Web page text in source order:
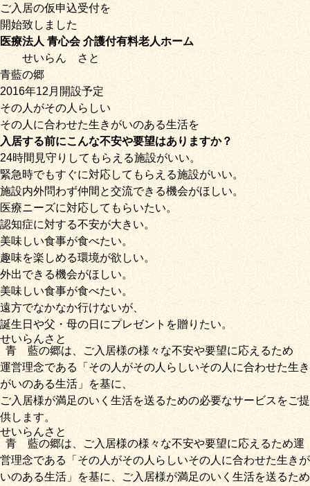
ご入居の仮申込受付を
開始致しました
医療法人 青心会 介護付有料老人ホーム
せいらんさと
青藍の郷
2016年12月開設予定
その人がその人らしい
その人に合わせた生きがいのある生活を
入居する前にこんな不安や要望はありますか？
24時間見守りしてもらえる施設がいい。
緊急時でもすぐに対応してもらえる施設がいい。
施設内外問わず仲間と交流できる機会がほしい。
医療ニーズに対応してもらいたい。
認知症に対する不安が大きい。
美味しい食事が食べたい。
趣味を楽しめる環境が欲しい。
外出できる機会がほしい。
美味しい食事が食べたい。
遠方でなかなか行けないが、
誕生日や父・母の日にプレゼントを贈りたい。
青藍
せいらん
の郷
さと
は、ご入居様の様々な不安や要望に応えるため
運営理念である「その人がその人らしいその人に合わせた生き
がいのある生活」を基に、
ご入居様が満足のいく生活を送るための必要なサービスをご提
供します。
青藍
せいらん
の郷
さと
は、ご入居様の様々な不安や要望に応えるため運
営理念である「その人がその人らしいその人に合わせた生きが
いのある生活」を基に、ご入居様が満足のいく生活を送るため